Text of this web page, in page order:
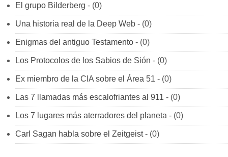
El grupo Bilderberg - (0)
Una historia real de la Deep Web - (0)
Enigmas del antiguo Testamento - (0)
Los Protocolos de los Sabios de Sión - (0)
Ex miembro de la CIA sobre el Área 51 - (0)
Las 7 llamadas más escalofriantes al 911 - (0)
Los 7 lugares más aterradores del planeta - (0)
Carl Sagan habla sobre el Zeitgeist- (0)